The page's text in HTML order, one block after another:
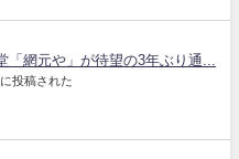
「網元や」が待望の3年ぶり通...
投稿された